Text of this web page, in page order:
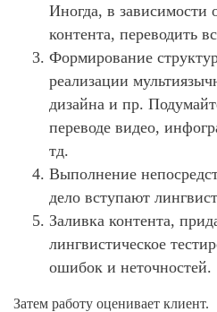
Иногда, в зависимости
контента, переводить
Формирование
реализации
дизайна и пр.
переводе видео,
тд.
Выполнение
дело вступают
Заливка контента,
лингвистическое
ошибок и неточностей.
Затем работу оценивает клиент.